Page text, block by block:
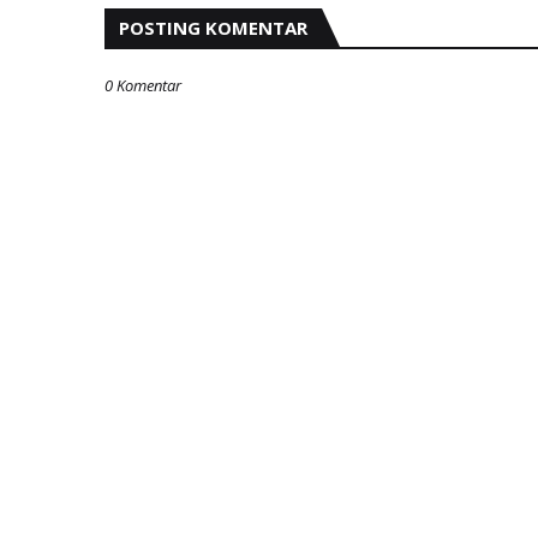
POSTING KOMENTAR
0 Komentar